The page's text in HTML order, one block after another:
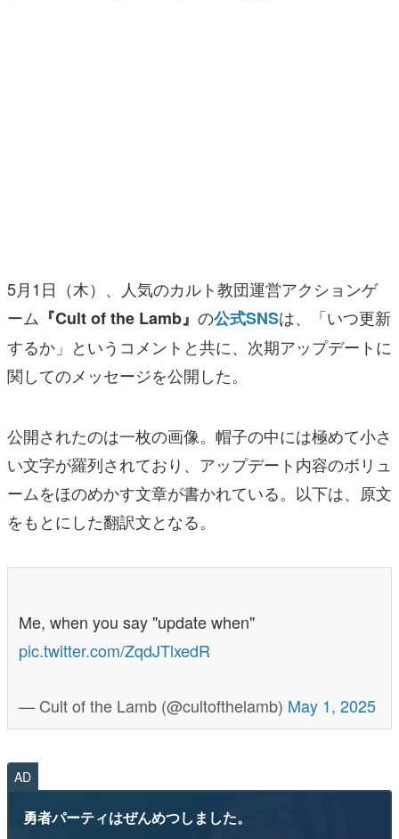
その他
電ファミニコゲーマーとは？
運営：株式会社マレ
5月1日（木）、人気のカルト教団運営アクションゲ
ーム 『Cult of the Lamb』 の公式SNSは、「いつ更新
するか」というコメントと共に、次期アップデートに
関してのメッセージを公開した。
公開されたのは一枚の画像。帽子の中には極めて小さ
い文字が羅列されており、アップデート内容のボリュ
ームをほのめかす文章が書かれている。以下は、原文
をもとにした翻訳文となる。
Me, when you say "update when"
pic.twitter.com/ZqdJTlxedR
— Cult of the Lamb (@cultofthelamb) May 1, 2025
AD
勇者パーティはぜんめつしました。